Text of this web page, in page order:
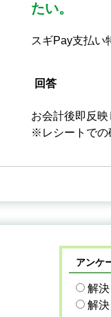
たい。
スギPay支払い
回答
お会計後即反映
※レシートでの
アンケ
解
解